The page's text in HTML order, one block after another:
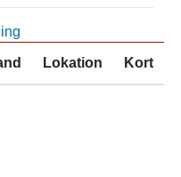
Lokation Kort